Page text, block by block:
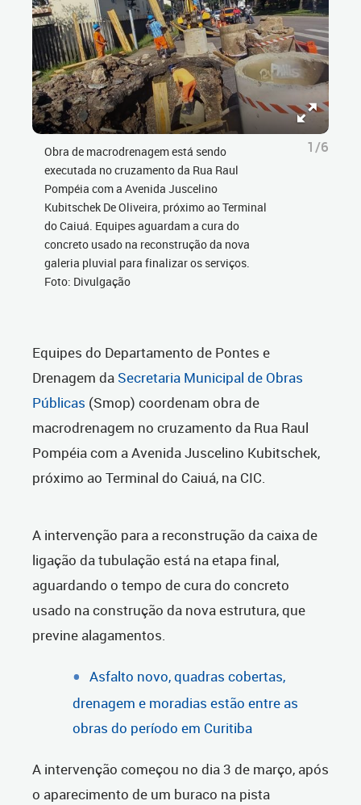
Obra de macrodrenagem está sendo
executada no cruzamento da Rua Raul
Pompéia com a Avenida Juscelino
Kubitschek De Oliveira, próximo ao Terminal
do Caiuá. Equipes aguardam a cura do
concreto usado na reconstrução da nova
galeria pluvial para finalizar os serviços.
Foto: Divulgação
1/6
Equipes do Departamento de Pontes e
Drenagem da Secretaria Municipal de Obras
Públicas (Smop) coordenam obra de
macrodrenagem no cruzamento da Rua Raul
Pompéia com a Avenida Juscelino Kubitschek,
próximo ao Terminal do Caiuá, na CIC.
A intervenção para a reconstrução da caixa de
ligação da tubulação está na etapa final,
aguardando o tempo de cura do concreto
usado na construção da nova estrutura, que
previne alagamentos.
Asfalto novo, quadras cobertas,
drenagem e moradias estão entre as
obras do período em Curitiba
A intervenção começou no dia 3 de março, após
o aparecimento de um buraco na pista